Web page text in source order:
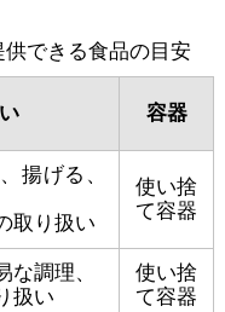
できる食品の目安
容器
揚げる、
取り扱い
使い捨
て容器
な調理、
扱い
使い捨
て容器